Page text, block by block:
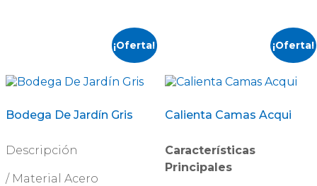
¡Oferta!
Bodega De Jardín Gris
Descripción
/ Material Acero
¡Oferta!
Calienta Camas Acqui
Características
Principales